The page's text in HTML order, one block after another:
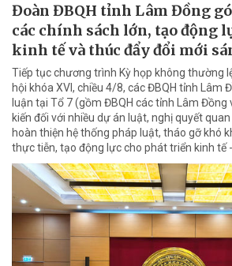
Đoàn ĐBQH tỉnh Lâm Đồng
các chính sách lớn, tạo động
kinh tế và thúc đẩy đổi mới
Tiếp tục chương trình Kỳ họp không thường
hội khóa XVI, chiều 4/8, các ĐBQH tỉnh Lâm
luận tại Tổ 7 (gồm ĐBQH các tỉnh Lâm Đồng
kiến đối với nhiều dự án luật, nghị quyết
hoàn thiện hệ thống pháp luật, tháo gỡ khó
thực tiễn, tạo động lực cho phát triển kinh tế -